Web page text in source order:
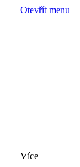
Otevřít menu
Více